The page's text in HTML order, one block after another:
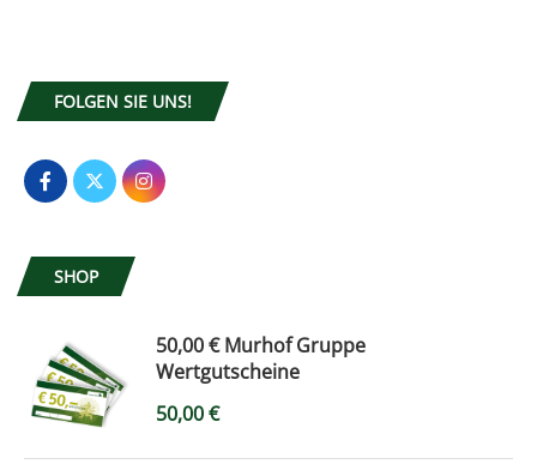
FOLGEN SIE UNS!
SHOP
50,00 € Murhof Gruppe
Wertgutscheine
50,00€